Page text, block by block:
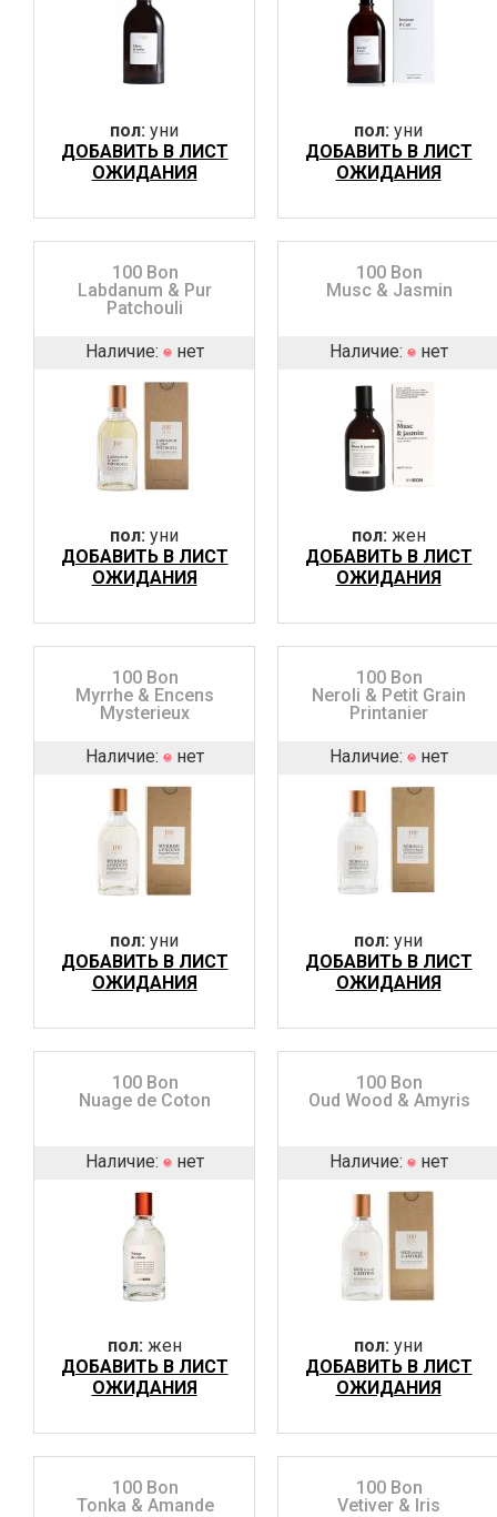
пол: уни
ДОБАВИТЬ В ЛИСТ
ОЖИДАНИЯ
пол: уни
ДОБАВИТЬ В ЛИСТ
ОЖИДАНИЯ
100 Bon
Labdanum & Pur
Patchouli
Наличие: нет
пол: уни
ДОБАВИТЬ В ЛИСТ
ОЖИДАНИЯ
100 Bon
Musc & Jasmin
Наличие: нет
пол:жен
ДОБАВИТЬ В ЛИСТ
ОЖИДАНИЯ
100 Bon
Myrrhe & Encens
Mysterieux
Наличие: нет
пол: уни
ДОБАВИТЬ В ЛИСТ
ОЖИДАНИЯ
100 Bon
Neroli & Petit Grain
Printanier
Наличие: нет
пол: уни
ДОБАВИТЬ В ЛИСТ
ОЖИДАНИЯ
100 Bon
Nuage de Coton
Наличие: нет
пол:жен
ДОБАВИТЬ В ЛИСТ
ОЖИДАНИЯ
100 Bon
Oud Wood & Amyris
Наличие: нет
пол: уни
ДОБАВИТЬ В ЛИСТ
ОЖИДАНИЯ
100 Bon
Tonka & Amande
100 Bon
Vetiver & Iris